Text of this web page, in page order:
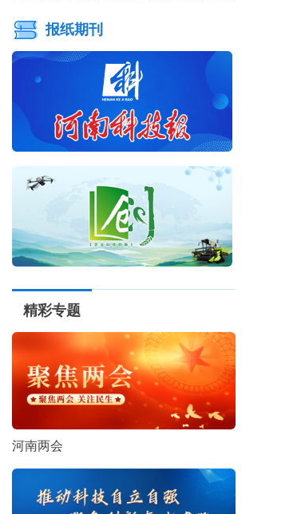
报纸期刊
精彩专题
河南两会